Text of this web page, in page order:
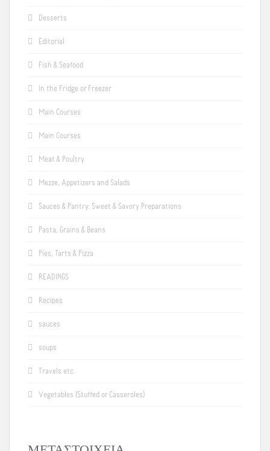
Desserts
Editorial
Fish & Seafood
In the Fridge or Freezer
Main Courses
Main Courses
Meat & Poultry
Mezze, Appetizers and Salads
Sauces & Pantry: Sweet & Savory Preparations
Pasta, Grains & Beans
Pies, Tarts & Pizza
READINGS
Recipes
sauces
soups
Travels etc.
Vegetables (Stuffed or Casseroles)